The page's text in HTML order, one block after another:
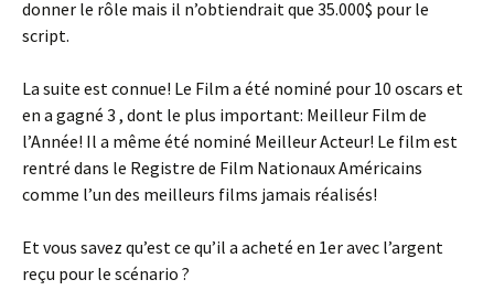
donner le rôle mais il n’obtiendrait que 35.000$ pour le
script.
La suite est connue! Le Film a été nominé pour 10 oscars et
en a gagné 3 , dont le plus important: Meilleur Film de
l’Année! Il a même été nominé Meilleur Acteur! Le film est
rentré dans le Registre de Film Nationaux Américains
comme l’un des meilleurs films jamais réalisés!
Et vous savez qu’est ce qu’il a acheté en 1er avec l’argent
reçu pour le scénario ?